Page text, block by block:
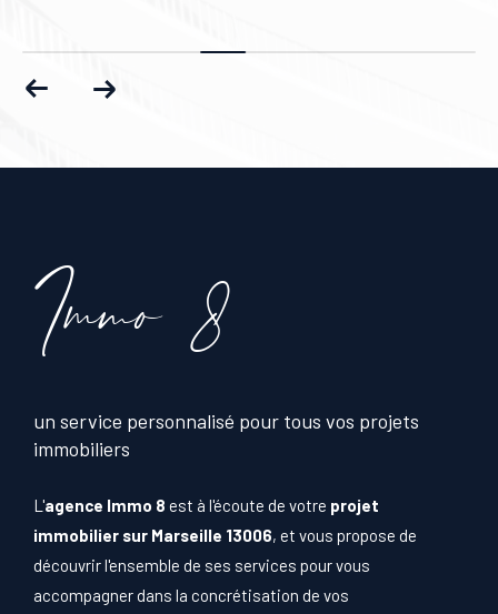
immo 8
un service personnalisé pour tous vos projets
immobiliers
L'agence Immo 8 est à l'écoute de votre projet
immobilier sur Marseille 13006, et vous propose de
découvrir l'ensemble de ses services pour vous
accompagner dans la concrétisation de vos